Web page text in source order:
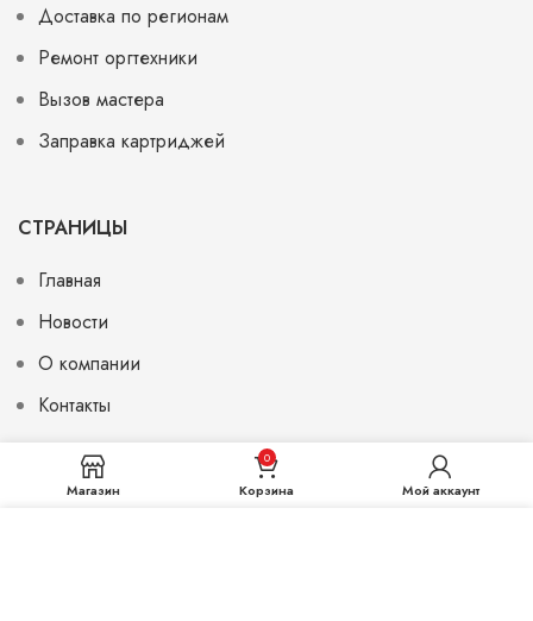
Доставка по регионам
Ремонт оргтехники
Вызов мастера
Заправка картриджей
СТРАНИЦЫ
Главная
Новости
О компании
Контакты
Магазин
0
Корзина Мой аккаунт